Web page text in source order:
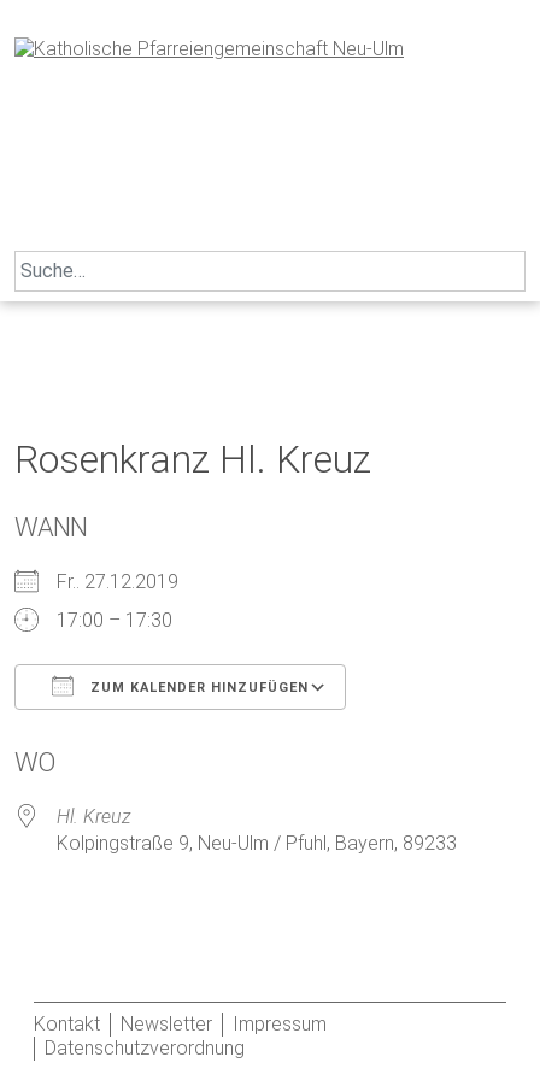
to
content
Search
for:
Rosenkranz Hl. Kreuz
WANN
Fr.. 27.12.2019
17:00 – 17:30
ZUM KALENDER HINZUFÜGEN
WO
Hl. Kreuz
Kolpingstraße 9, Neu-Ulm / Pfuhl, Bayern, 89233
Kontakt Newsletter
Impressum
Datenschutzverordnung